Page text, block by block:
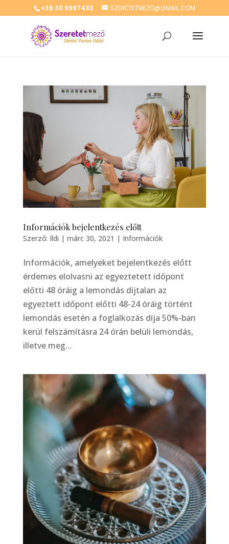
+36 30 9997433 SZERETETMEZO@GMAIL.COM
Információk bejelentkezés előtt
Szerző: Ildi | márc 30, 2021 | Információk
Információk, amelyeket bejelentkezés előtt
érdemes elolvasni az egyeztetett időpont
előtti 48 óráig a lemondás díjtalan az
egyeztett időpont előtti 48-24 óráig történt
lemondás esetén a foglalkozás díja 50%-ban
kerül felszámításra 24 órán belüli lemondás,
illetve meg...